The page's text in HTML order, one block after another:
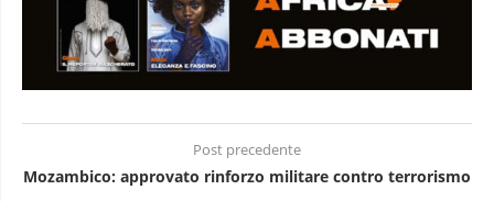
Post precedente
Mozambico: approvato rinforzo militare contro terrorismo